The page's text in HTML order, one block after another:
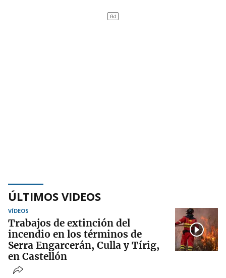
ÚLTIMOS VIDEOS
VÍDEOS
Trabajos de extinción del
incendio en los términos de
Serra Engarcerán, Culla y Tírig,
en Castellón